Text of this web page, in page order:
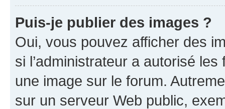
Puis-je publier des images ?
Oui, vous pouvez afficher des
si l’administrateur a autorisé
une image sur le forum.
sur un serveur Web public,